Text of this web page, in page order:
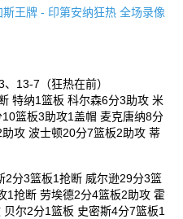
王牌 - 印第安纳狂热 全场录像
13-7（狂热在前）
特纳1篮板 科尔森6分3助攻 米
篮板3助攻1盖帽 麦克唐纳8分
攻 波士顿20分7篮板2助攻 蒂
2分3篮板1抢断 威尔逊29分3篮
1抢断 劳埃德2分4篮板2助攻 霍
尔2分1篮板 史密斯4分7篮板1